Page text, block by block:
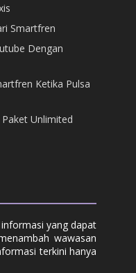
Smartfren
Dengan
Ketika Pulsa
Unlimited
yang dapat
wawasan
terkini hanya